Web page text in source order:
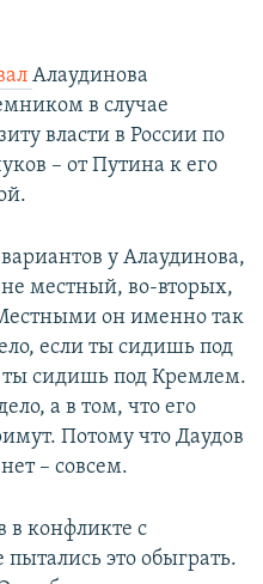
Алаудинова
в случае
власти в России по
– от Путина к его
вариантов у Алаудинова,
местный, во-вторых,
он именно так
если ты сидишь под
сидишь под Кремлем.
а в том, что его
Потому что Даудов
– совсем.
в конфликте с
это обыграть.